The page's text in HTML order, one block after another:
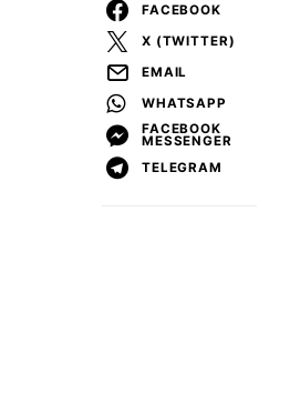
FACEBOOK
X (TWITTER)
EMAIL
WHATSAPP
FACEBOOK
MESSENGER
TELEGRAM